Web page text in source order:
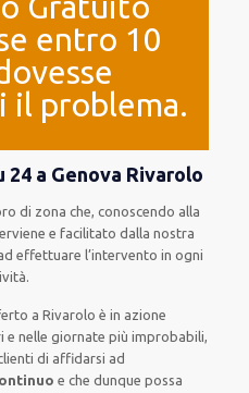
entro 10
il problema.
24 a Genova Rivarolo
di zona che, conoscendo alla
efacilitato dalla nostra
effettuare l’intervento in ogni
.
a Rivarolo èin azione
e nelle giornate piùimprobabili,
di affidarsi ad
e chedunque possa